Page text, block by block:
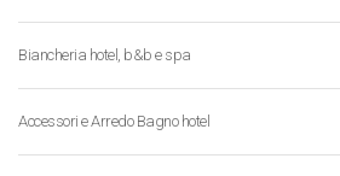
Biancheria hotel, b&b e spa
Accessori e Arredo Bagno hotel